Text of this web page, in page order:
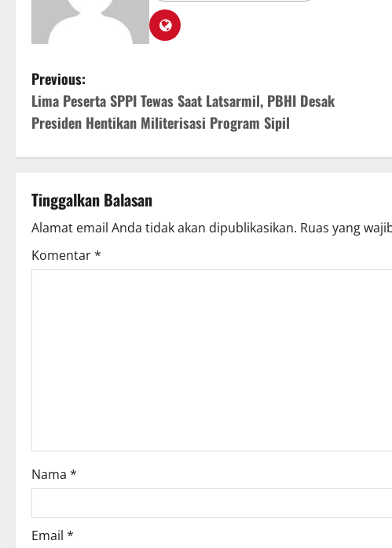
Previous:
Lima Peserta SPPI Tewas Saat Latsarmil, PBHI Desak
Presiden Hentikan Militerisasi Program Sipil
Tinggalkan Balasan
Alamat email Anda tidak akan dipublikasikan. Ruas yang
Komentar*
Nama *
Email *